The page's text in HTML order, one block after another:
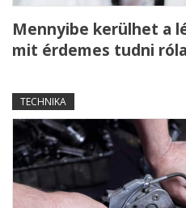
Mennyibe kerülhet a
mit érdemes tudni
TECHNIKA